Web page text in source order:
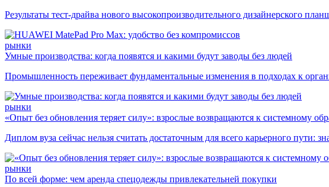
Результаты тест-драйва нового высокопроизводительного дизайнерского
рынки
Умные производства: когда появятся и какими будут заводы без людей
Промышленность переживает фундаментальные изменения в подходах к
рынки
«Опыт без обновления теряет силу»: взрослые возвращаются к системному
Диплом вуза сейчас нельзя считать достаточным для всего карьерного пути:
рынки
По всей форме: чем аренда спецодежды привлекательней покупки